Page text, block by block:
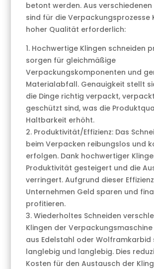
betont werden. Aus verschiedenen
sind für die Verpackungsprozesse
hoher Qualität erforderlich:
1. Hochwertige Klingen schneiden
sorgen für gleichmäßige
Verpackungskomponenten und
Materialabfall. Genauigkeit stellt
die Dinge richtig verpackt,
geschützt sind, was die
Haltbarkeit erhöht.
2. Produktivität/Effizienz: Das
beim Verpacken reibungslos und
erfolgen. Dank hochwertiger
Produktivität gesteigert und die
verringert. Aufgrund dieser
Unternehmen Geld sparen und
profitieren.
3. Wiederholtes Schneiden
Klingen der Verpackungsmaschine
aus Edelstahl oder Wolframkarbid
langlebig und langlebig. Dies
Kosten für den Austausch der